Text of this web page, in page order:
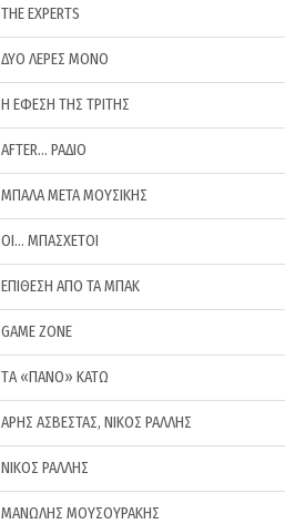
THE EXPERTS
ΔΥΟ ΛΕΡΕΣ ΜΟΝΟ
Η ΕΦΕΣΗ ΤΗΣ ΤΡΙΤΗΣ
AFTER… ΡΑΔΙΟ
ΜΠΑΛΑ ΜΕΤΑ ΜΟΥΣΙΚΗΣ
ΟΙ… ΜΠΑΣΧΕΤΟΙ
ΕΠΙΘΕΣΗ ΑΠΟ ΤΑ ΜΠΑΚ
GAME ZONE
ΤA «ΠΑΝΟ» ΚΑΤΩ
ΑΡΗΣ ΑΣΒΕΣΤΑΣ, ΝΙΚΟΣ ΡΑΛΛΗΣ
ΝΙΚΟΣ ΡΑΛΛΗΣ
ΜΑΝΩΛΗΣ ΜΟΥΣΟΥΡΑΚΗΣ